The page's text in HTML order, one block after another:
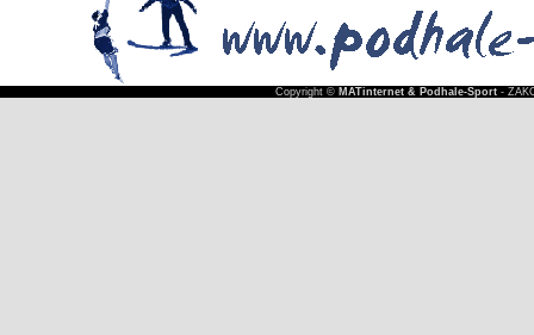
Copyright © MATinternet & Podhale-Sport-